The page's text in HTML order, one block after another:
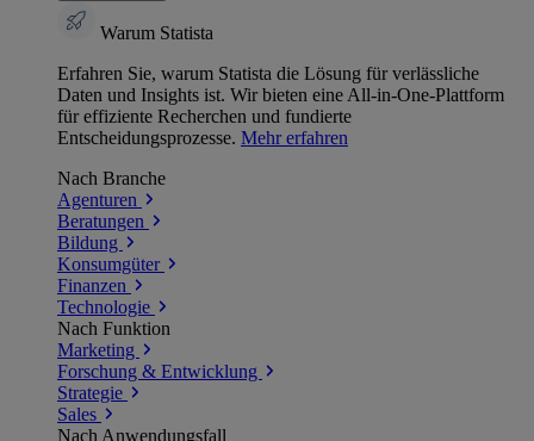
Warum Statista
Erfahren Sie, warum Statista die Lösung für verlässliche
Daten und Insights ist. Wir bieten eine All-in-One-Plattform
für effiziente Recherchen und fundierte
Entscheidungsprozesse. Mehr erfahren
Nach Branche
Agenturen
Beratungen
Bildung
Konsumgüter
Finanzen
Technologie
Nach Funktion
Marketing
Forschung & Entwicklung
Strategie
Sales
Nach Anwendungsfall